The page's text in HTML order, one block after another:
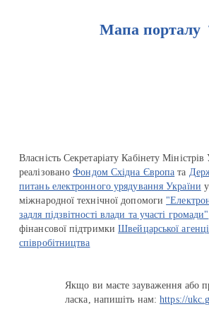
Мапа порталу
Власність Секретаріату Кабінету
реалізованоФондом Східна Європа та
питань електронного урядування України
міжнародної технічної допомоги
задля підзвітності влади та участі громади"
фінансової підтримкиШвейцарської
співробітництва
Якщо ви маєте зауваження або
ласка, напишіть нам:https://